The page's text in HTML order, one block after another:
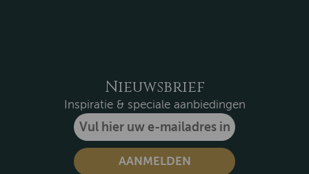
Nieuwsbrief
Inspiratie & speciale aanbiedingen